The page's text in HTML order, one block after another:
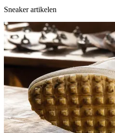
Sneaker artikelen